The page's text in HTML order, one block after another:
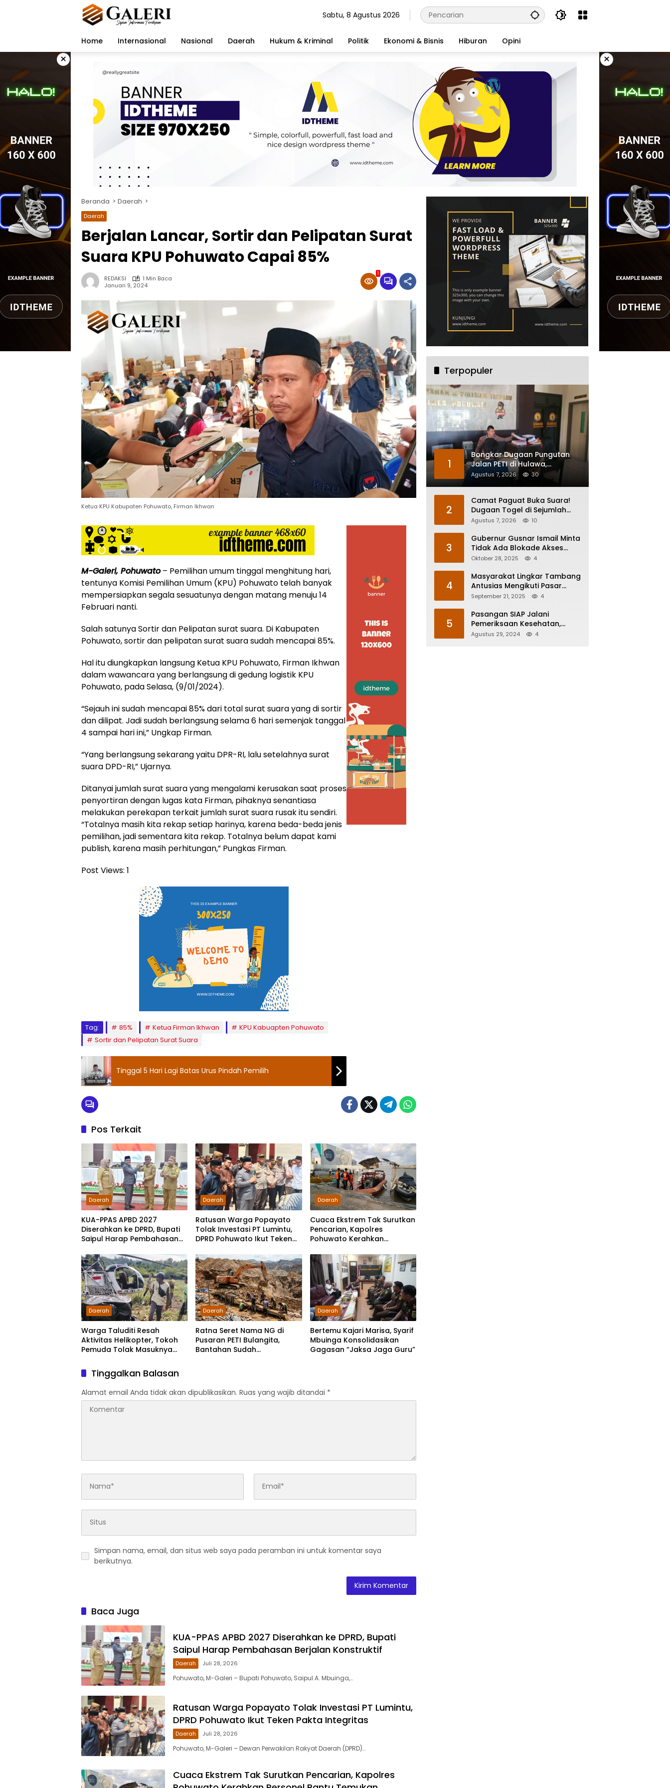
Sabtu, 8 Agustus 2026
Home Internasional Nasional Daerah Hukum & Kriminal Politik Ekonomi & Bisnis Hiburan Opini
× ×
Beranda Daerah
Daerah
Berjalan Lancar, Sortir dan Pelipatan Surat
Suara KPU Pohuwato Capai 85%
REDAKSI
1 Min Baca
Januari 9, 2024
1
Ketua KPU Kabupaten Pohuwato, Firman Ikhwan
M-Galeri, Pohuwato– Pemilihan umum tinggal menghitung hari,
tentunya Komisi Pemilihan Umum (KPU) Pohuwato telah banyak
mempersiapkan segala sesuatunya dengan matang menuju 14
Februari nanti.
Salah satunya Sortir dan Pelipatan surat suara. Di Kabupaten
Pohuwato, sortir dan pelipatan surat suara sudah mencapai 85%.
Hal itu diungkapkan langsung Ketua KPU Pohuwato, Firman Ikhwan
dalam wawancara yang berlangsung di gedung logistik KPU
Pohuwato, pada Selasa, (9/01/2024).
“Sejauh ini sudah mencapai 85% dari total surat suara yang di sortir
dan dilipat. Jadi sudah berlangsung selama 6 hari semenjak tanggal
4 sampai hari ini,” Ungkap Firman.
“Yang berlangsung sekarang yaitu DPR-RI, lalu setelahnya surat
suara DPD-RI,” Ujarnya.
Ditanyai jumlah surat suara yang mengalami kerusakan saat proses
penyortiran dengan lugas kata Firman, pihaknya senantiasa
melakukan perekapan terkait jumlah surat suara rusak itu sendiri.
“Totalnya masih kita rekap setiap harinya, karena beda-beda jenis
pemilihan, jadi sementara kita rekap. Totalnya belum dapat kami
publish, karena masih perhitungan,” Pungkas Firman.
Post Views: 1
Tag: 85% Ketua Firman Ikhwan
KPU Kabuapten Pohuwato
Sortir dan Pelipatan Surat Suara
Tinggal 5 Hari Lagi Batas Urus Pindah Pemilih
Pos Terkait
Daerah
KUA-PPAS APBD 2027
Diserahkan ke DPRD, Bupati
Saipul Harap Pembahasan
Daerah
Ratusan Warga Popayato
Tolak Investasi PT Lumintu,
DPRD Pohuwato Ikut Teken
Daerah
Cuaca Ekstrem Tak Surutkan
Pencarian, Kapolres
Pohuwato Kerahkan
Speedboat Hilang
Daerah
Warga Taluditi Resah
Aktivitas Helikopter, Tokoh
Pemuda Tolak Masuknya
Daerah
Ratna Seret Nama NG di
Pusaran PETI Bulangita,
Bantahan Sudah
Daerah
Bertemu Kajari Marisa, Syarif
Mbuinga Konsolidasikan
Gagasan “Jaksa Jaga Guru”
Tinggalkan Balasan
Alamat email Anda tidak akan dipublikasikan. Ruas yang wajib ditandai *
Simpan nama, email, dan situs web saya pada peramban ini untuk komentar saya
berikutnya.
Baca Juga
KUA-PPAS APBD 2027 Diserahkan ke DPRD, Bupati
Saipul Harap Pembahasan Berjalan Konstruktif
Daerah Juli 28, 2026
Pohuwato, M-Galeri – Bupati Pohuwato, Saipul A. Mbuinga,…
Ratusan Warga Popayato Tolak Investasi PT Lumintu,
DPRD Pohuwato Ikut Teken Pakta Integritas
Daerah Juli 28, 2026
Pohuwato, M-Galeri – Dewan Perwakilan Rakyat Daerah (DPRD)…
Cuaca Ekstrem Tak Surutkan Pencarian, Kapolres
Terpopuler
1
Bongkar Dugaan Pungutan
Jalan PETI di Hulawa,
Sengketa Lahan Berujung
Dugaan Pengeroyokan
Agustus 7, 2026 30
2
Camat Paguat Buka Suara!
Dugaan Togel di Sejumlah
Desa Segera Dikoordinasikan
Agustus 7, 2026 10
3
Gubernur Gusnar Ismail Minta
Tidak Ada Blokade Akses
Karyawan Pani Gold Mine
Oktober 28, 2025 4
4
Masyarakat Lingkar Tambang
Antusias Mengikuti Pasar
Murah Pani Gold Project
September 21, 2025 4
5
Pasangan SIAP Jalani
Pemeriksaan Kesehatan,
Begini Yang Disampaikan
Agustus 29, 2024 4